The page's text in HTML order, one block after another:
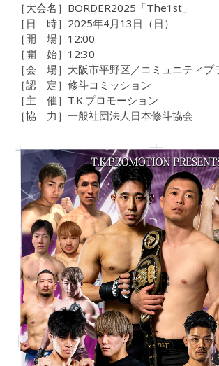
［大会名］BORDER2025「The1st」
［日 時］2025年4月13日（日）
［開 場］12:00
［開 始］12:30
［会 場］大阪市平野区／コミュニティプ
［認 定］修斗コミッション
［主 催］T.K.プロモーション
［協 力］一般社団法人日本修斗協会